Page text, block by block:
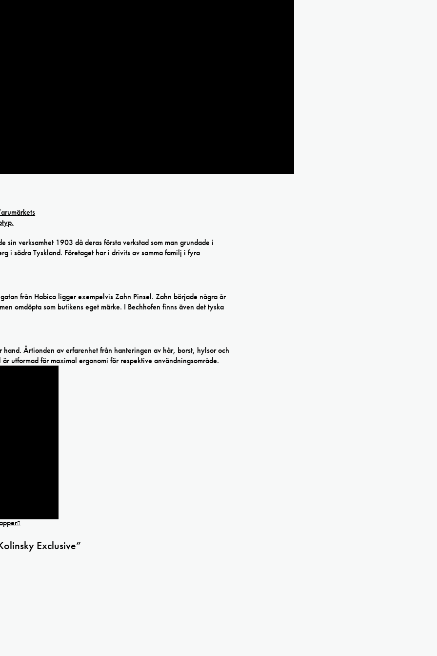
sin verksamhet 1903 då deras första verkstad som man grundade i
i södra Tyskland. Företaget har i drivits av samma familj i fyra
från Habico ligger exempelvis Zahn Pinsel. Zahn började några år
omdöpta som butikens eget märke. I Bechhofen finns även det tyska
Årtionden av erfarenhet från hanteringen av hår, borst, hylsor och
utformad för maximal ergonomi för respektive användningsområde.
Exclusive”